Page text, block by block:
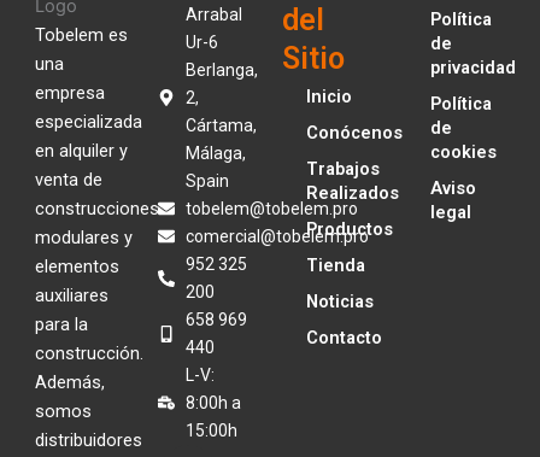
Tobelem es
una
empresa
especializada
en alquiler y
venta de
construcciones
modulares y
elementos
auxiliares
para la
construcción.
Además,
somos
distribuidores
Arrabal
Ur-6
Berlanga,
2,
Cártama,
Málaga,
Spain
tobelem@tobelem.pro
comercial@tobelem.pro
952 325
200
658 969
440
L-V:
8:00h a
15:00h
del
Sitio
Inicio
Conócenos
Trabajos
Realizados
Productos
Tienda
Noticias
Contacto
Política
de
privacidad
Política
de
cookies
Aviso
legal